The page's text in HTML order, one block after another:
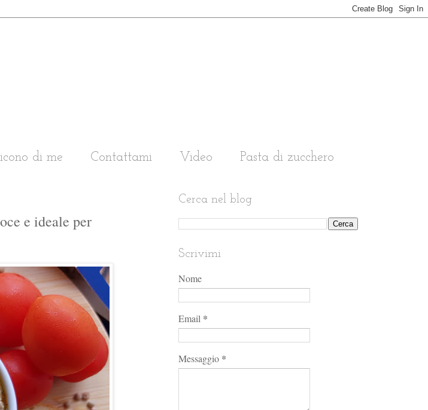
di me Contattami Video Pasta di zucchero
e ideale per
Cerca nel blog
Scrivimi
Nome
Email *
Messaggio *